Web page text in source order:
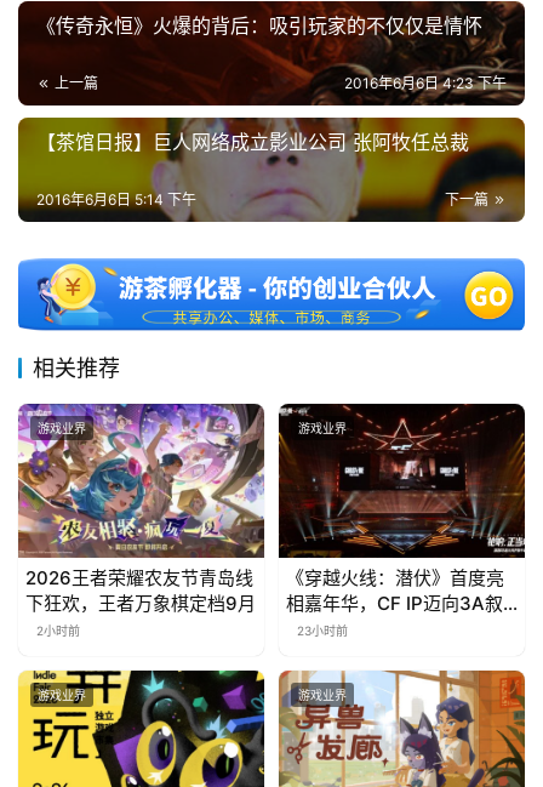
《传奇永恒》火爆的背后：吸引玩家的不仅仅是情怀
上一篇 2016年6月6日 4:23 下午
【茶馆日报】巨人网络成立影业公司 张阿牧任总裁
下一篇
2016年6月6日 5:14 下午
相关推荐
游戏业界
2026王者荣耀农友节青岛线
下狂欢，王者万象棋定档9月
2小时前
游戏业界
《穿越火线：潜伏》首度亮
相嘉年华，CF IP迈向3A叙
事新高度
23小时前
游戏业界 游戏业界